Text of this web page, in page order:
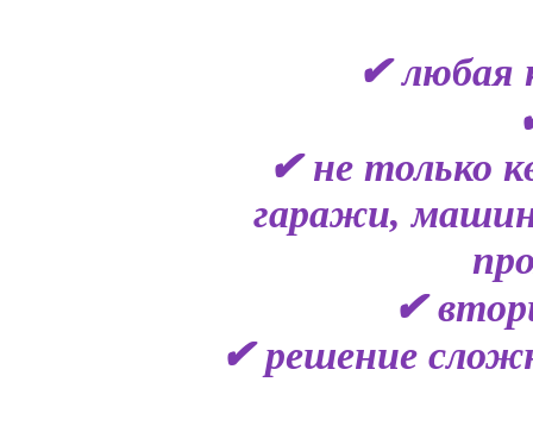
✔ любая
✔ не только
гаражи,
✔
✔ решение